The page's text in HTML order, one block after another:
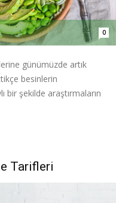
0
günümüzde artık
besinlerin
bir şekilde araştırmaların
Tarifleri